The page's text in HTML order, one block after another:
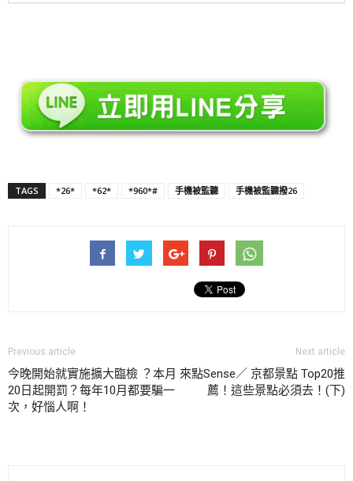
TAGS *26* *62* *960*# 手機被監聽 手機被監聽撥26
Previous article
今晚開始就實施擴大臨檢 ？本月
20日起開罰？每年10月都要騙一
次，好惱人啊！
Next article
來點Sense／ 京都景點 Top20推
薦！這些景點必須去！(下)